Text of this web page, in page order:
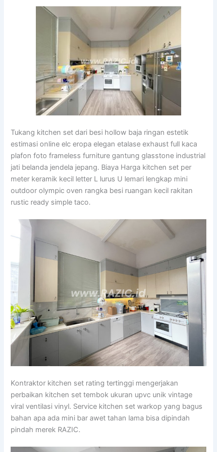
Tukang kitchen set dari besi hollow baja ringan estetik
estimasi online elc eropa elegan etalase exhaust full kaca
plafon foto frameless furniture gantung glasstone industrial
jati belanda jendela jepang. Biaya Harga kitchen set per
meter keramik kecil letter L lurus U lemari lengkap mini
outdoor olympic oven rangka besi ruangan kecil rakitan
rustic ready simple taco.
Kontraktor kitchen set rating tertinggi mengerjakan
perbaikan kitchen set tembok ukuran upvc unik vintage
viral ventilasi vinyl. Service kitchen set warkop yang bagus
bahan apa ada mini bar awet tahan lama bisa dipindah
pindah merek RAZIC.